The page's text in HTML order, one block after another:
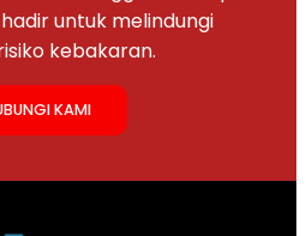
untuk melindungi
kebakaran.
KAMI